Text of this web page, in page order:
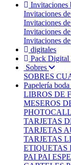
Invitaciones
Invitaciones
Invitaciones
Invitaciones
Invitaciones
digitales
Pack Digital
Sobres
SOBRES
Papelería boda
LIBROS DE
MESEROS
TARJETAS
TARJETAS
TARJETAS
ETIQUETAS
PAI PAI